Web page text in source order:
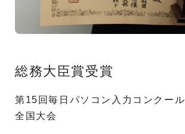
総務大臣賞受賞
第15回毎日パソコン入力コンクール
全国大会